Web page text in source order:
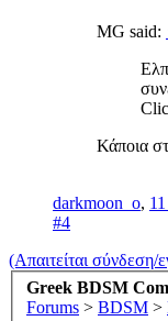
MG said:
Κάποια
darkmoon_o,
#4
(Απαιτείται σύνδεση/
Greek BDSM
Forums > BDSM >